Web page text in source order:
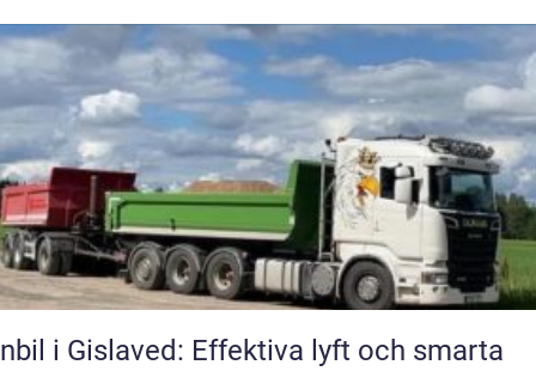
i Gislaved: Effektiva lyft och smarta